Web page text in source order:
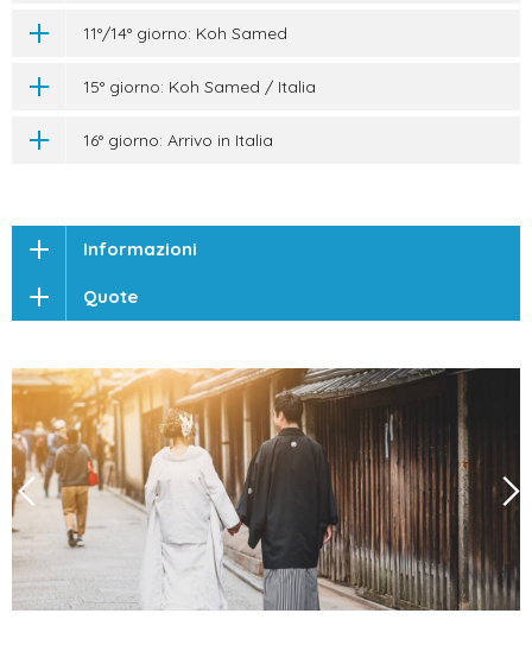
11°/14° giorno: Koh Samed
15° giorno: Koh Samed / Italia
16° giorno: Arrivo in Italia
Informazioni
Quote